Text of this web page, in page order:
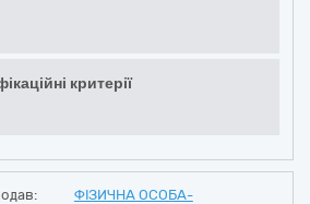
критерії
ФІЗИЧНА ОСОБА-